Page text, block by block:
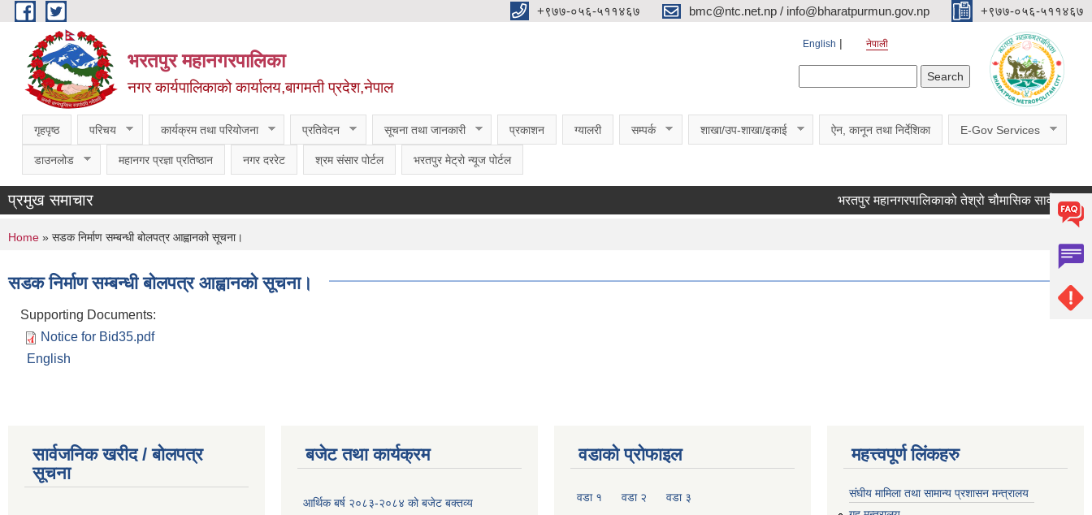
Skip to main content ‌‌+९७७-०५६-५११४६७ bmc@ntc.net.np / info@bharatpurmun.gov.np ‌‌+९७७-०५६-५११४६७
भरतपुर महानगरपालिका
नगर कार्यपालिकाको कार्यालय,बागमती प्रदेश,नेपाल
English नेपाली
गृहपृष्ठ परिचय कार्यक्रम तथा परियोजना प्रतिवेदन सूचना तथा जानकारी प्रकाशन ग्यालरी सम्पर्क शाखा/उप-शाखा/इकाई ऐन, कानून तथा निर्देशिका E-Gov Services
डाउनलोड महानगर प्रज्ञा प्रतिष्ठान नगर दररेट श्रम संसार पोर्टल भरतपुर मेट्रो न्यूज पोर्टल
प्रमुख समाचार भरतपुर महानगरपालिकाको तेश्रो चौमासिक सार्वजनिक
You are here
Home » सडक निर्माण सम्बन्धी बोलपत्र आह्वानको सूचना।
सडक निर्माण सम्बन्धी बोलपत्र आह्वानको सूचना।
Supporting Documents:
Notice for Bid35.pdf
English
सार्वजनिक खरीद / बोलपत्र
सूचना
बजेट तथा कार्यक्रम
आर्थिक बर्ष २०८३-२०८४ को बजेट बक्तव्य
वडाको प्रोफाइल
वडा १ वडा २ वडा ३
महत्त्वपूर्ण लिंकहरु
संघीय मामिला तथा सामान्य प्रशासन मन्त्रालय